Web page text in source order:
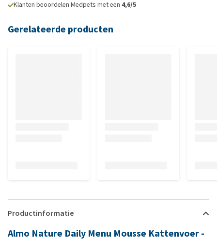
Klanten beoordelen Medpets met een 4,6/5
Gerelateerde producten
Productinformatie
Almo Nature Daily Menu Mousse Kattenvoer -